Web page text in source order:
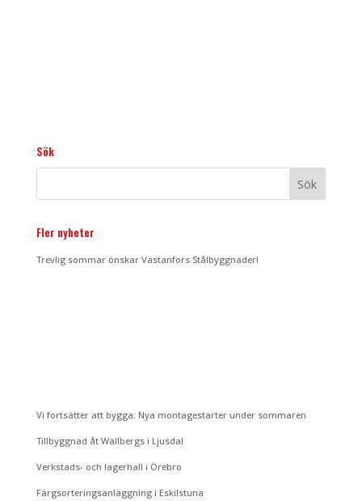
Sök
Fler nyheter
Trevlig sommar önskar Västanfors Stålbyggnader!
Vi fortsätter att bygga: Nya montagestarter under sommaren
Tillbyggnad åt Wallbergs i Ljusdal
Verkstads- och lagerhall i Örebro
Färgsorteringsanläggning i Eskilstuna